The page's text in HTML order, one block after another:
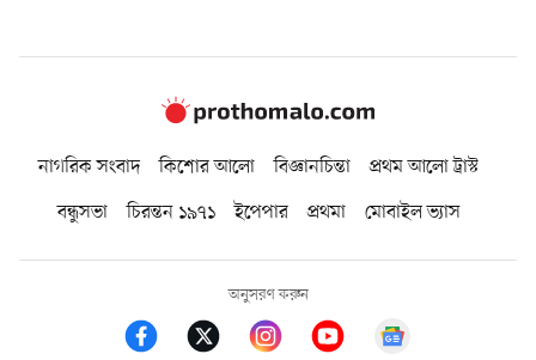
নাগরিক সংবাদ কিশোর আলো বিজ্ঞানচিন্তা
প্রথম আলো ট্রাস্ট
বন্ধুসভা
চিরন্তন ১৯৭১ ইপেপার প্রথমা মোবাইল ভ্যাস
অনুসরণ করুন